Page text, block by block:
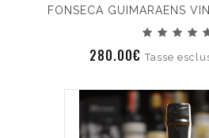
FONSECA GUIMARAENS
280.00€Tasse